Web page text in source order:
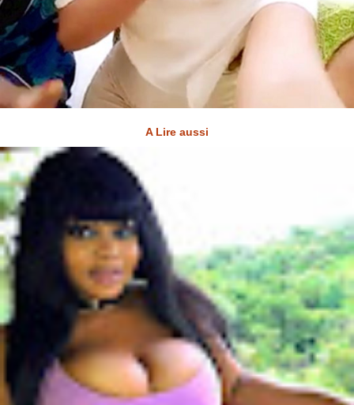
A Lire aussi